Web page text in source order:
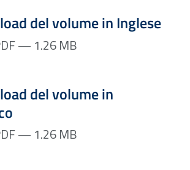
del volume in Inglese
— Dimensione 1.26 MB
— 1.26 MB
del volume in
— Dimensione 1.26 MB
— 1.26 MB